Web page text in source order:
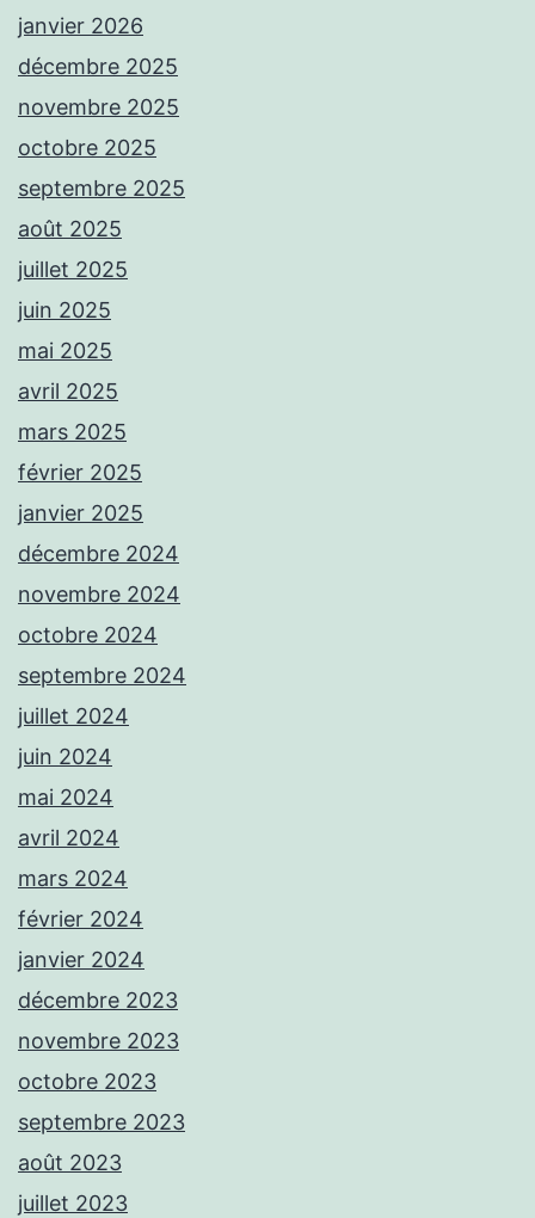
janvier 2026
décembre 2025
novembre 2025
octobre 2025
septembre 2025
août 2025
juillet 2025
juin 2025
mai 2025
avril 2025
mars 2025
février 2025
janvier 2025
décembre 2024
novembre 2024
octobre 2024
septembre 2024
juillet 2024
juin 2024
mai 2024
avril 2024
mars 2024
février 2024
janvier 2024
décembre 2023
novembre 2023
octobre 2023
septembre 2023
août 2023
juillet 2023